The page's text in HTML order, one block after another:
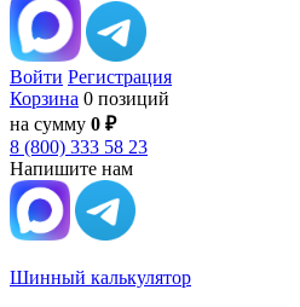
Войти Регистрация
Корзина 0 позиций
на сумму 0 ₽
8 (800) 333 58 23
Напишите нам
Шинный калькулятор